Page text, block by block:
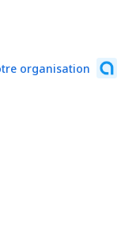
organisation